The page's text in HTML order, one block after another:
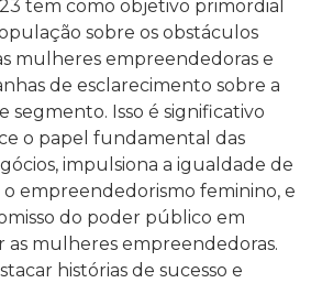
tem como objetivo primordial
sobre os obstáculos
mulheres empreendedoras e
de esclarecimento sobre a
segmento. Isso é significativo
o papel fundamental das
impulsiona a igualdade de
empreendedorismo feminino, e
do poder público em
as mulheres empreendedoras.
histórias de sucesso e